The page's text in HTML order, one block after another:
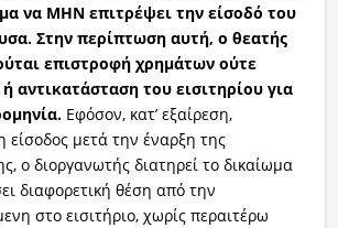
να ΜΗΝ επιτρέψει την είσοδό του
Στην περίπτωση αυτή, ο θεατής
επιστροφή χρημάτων ούτε
αντικατάσταση του εισιτηρίου για
Εφόσον, κατ’ εξαίρεση,
είσοδος μετά την έναρξη της
ο διοργανωτής διατηρεί το δικαίωμα
διαφορετική θέση από την
στο εισιτήριο, χωρίς περαιτέρω